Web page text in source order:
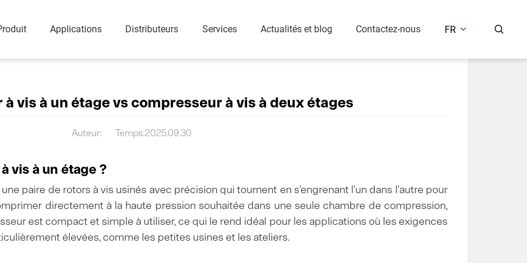
Compresseur à vis rotative sans huile à sec
Compresseur portable électrique (8-18 Bar)
Pression moyenne et élevée (25-400 Bar)
et
Souffleur à vis et pompe à
vide
Souffleur à vis série DFV-G
Pompe à vide injectée d'huile
Pompe à vide sans huile
Injecté d'huile
Sans huile
Pistons
Applications Distributeurs Services Actualités et blog Contactez-nous FR  
vis à un étage vs compresseur à vis à deux étages
Auteur: Temps:2025.09.30
vis à un étage ?
paire de rotors à vis usinés avec précision qui tournent en s'engrenant l'un dans l'autre pour
directement à la haute pression souhaitée dans une seule chambre de compression,
est compact et simple à utiliser, ce qui le rend idéal pour les applications où les exigences
élevées, comme les petites usines et les ateliers.